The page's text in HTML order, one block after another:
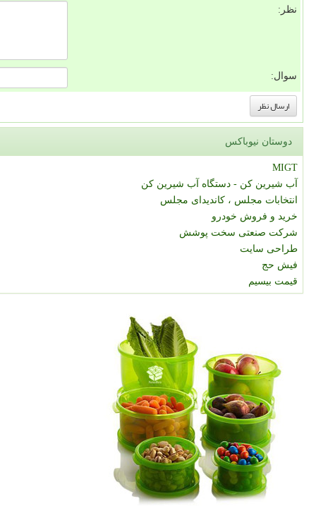
نظر:
سوال:
دوستان نیوباکس
MIGT
آب شیرین کن - دستگاه آب شیرین کن
انتخابات مجلس ، کاندیدای مجلس
خرید و فروش خودرو
شرکت صنعتی سخت پوشش
طراحی سایت
فیش حج
قیمت بیسیم